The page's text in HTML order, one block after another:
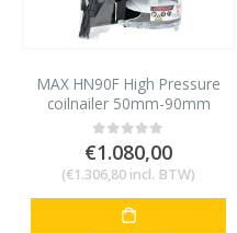
MAX HN90F High Pressure
coilnailer 50mm-90mm
0out of 5
€1.080,00
(€1.306,80 incl. BTW)